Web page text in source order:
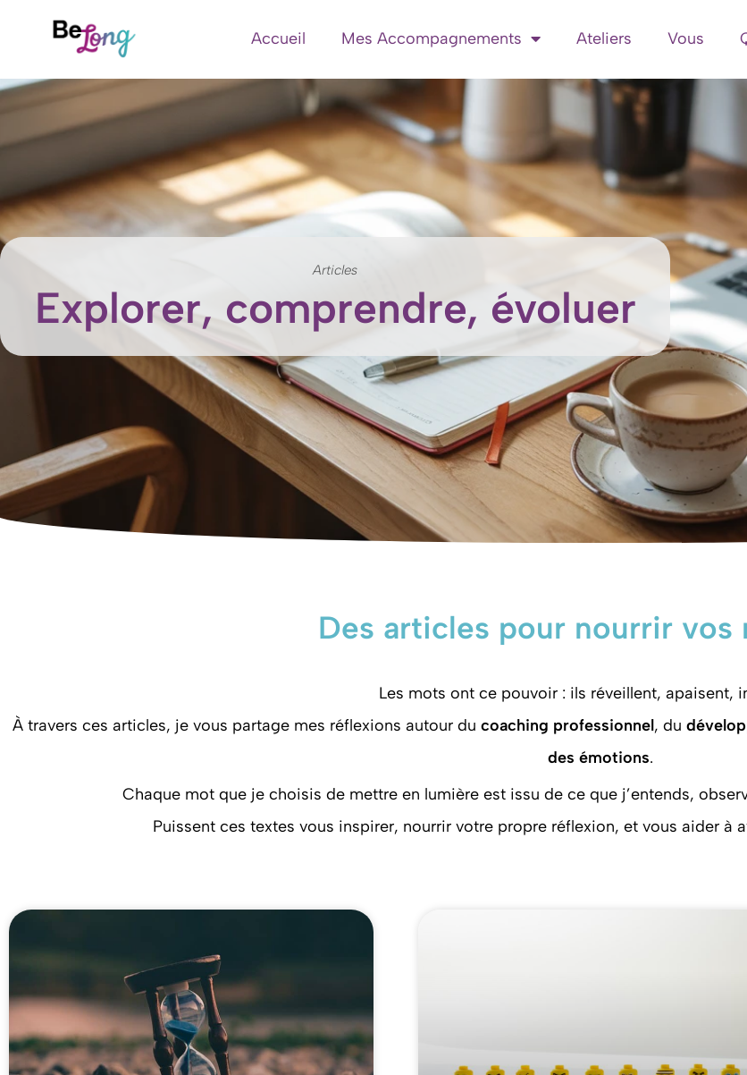
Accueil Mes Accompagnements Ateliers Vous
Articles
Explorer, comprendre, évoluer
Des articles pour nourrir vos
Les mots ont ce pouvoir : ils réveillent, apaisent,
À travers ces articles, je vous partage mes réflexions autour du coaching professionnel, du
des émotions.
Chaque mot que je choisis de mettre en lumière est issu de ce que j’entends,
Puissent ces textes vous inspirer, nourrir votre propre réflexion, et vous aider à